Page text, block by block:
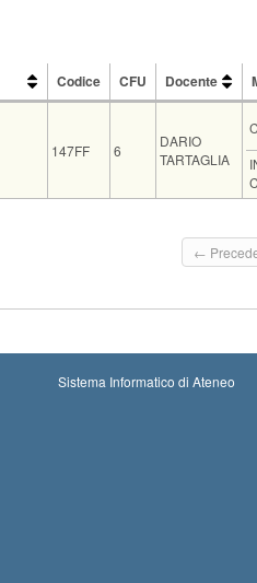
Codice CFU Docente
147FF 6
DARIO
TARTAGLIA
←
Sistema Informatico di Ateneo